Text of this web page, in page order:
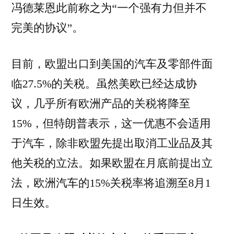
冯德莱恩此前称之为“一个强有力但并不
完美的协议”。
目前，欧盟出口到美国的汽车及零部件面
临27.5%的关税。虽然美欧已经达成协
议，几乎所有欧洲产品的关税将降至
15%，但特朗普表示，这一优惠不会适用
于汽车，除非欧盟先提出取消工业品及其
他关税的立法。如果欧盟在月底前提出立
法，欧洲汽车的15%关税率将追溯至8月1
日生效。